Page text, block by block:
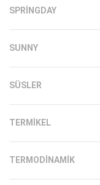
SPRINGDAY
SUNNY
SÜSLER
TERMIKEL
TERMODINAMIK